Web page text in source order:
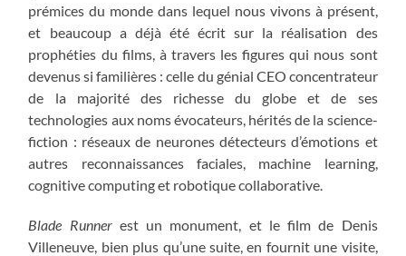
prémices du monde dans lequel nous vivons à présent,
et beaucoup a déjà été écrit sur la réalisation des
prophéties du films, à travers les figures qui nous sont
devenus si familières : celle du génial CEO concentrateur
de la majorité des richesse du globe et de ses
technologies aux noms évocateurs, hérités de la science-
fiction : réseaux de neurones détecteurs d’émotions et
autres reconnaissances faciales, machine learning,
cognitive computing et robotique collaborative.
Blade Runner est un monument, et le film de Denis
Villeneuve, bien plus qu’une suite, en fournit une visite,